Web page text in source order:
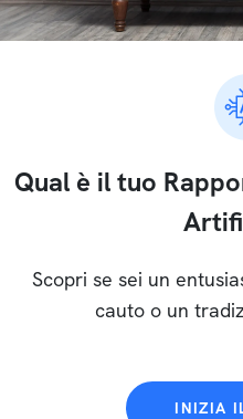
Qual è il tuo
Scopri se sei un
cauto o un
INIZIA